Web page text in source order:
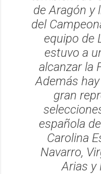
de Aragón y
del
equipo de
estuvo a
alcanzar la
Además
gran
española
Carolina
Navarro,
Arias y